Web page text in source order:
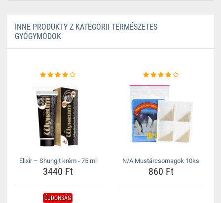
INNE PRODUKTY Z KATEGORII TERMÉSZETES
GYÓGYMÓDOK
Elixir – Shungit krém - 75 ml
3440 Ft
N/A Mustárcsomagok 10ks
860 Ft
ÚJDONSÁG